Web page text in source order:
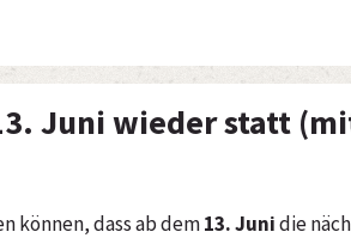
Juni wieder statt
können, dass ab dem13. Junidie